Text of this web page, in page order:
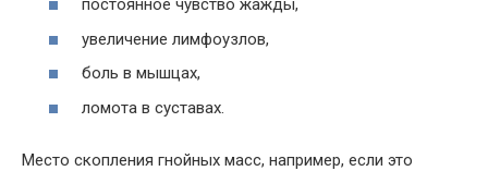
постоянное чувство жажды,
увеличение лимфоузлов,
боль в мышцах,
ломота в суставах.
Место скопления гнойных масс, например, если это